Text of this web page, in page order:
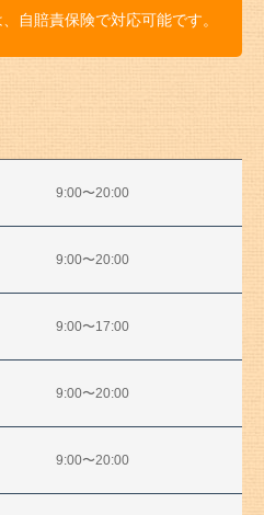
自賠責保険で対応可能です。
9:00〜20:00
9:00〜20:00
9:00〜17:00
9:00〜20:00
9:00〜20:00